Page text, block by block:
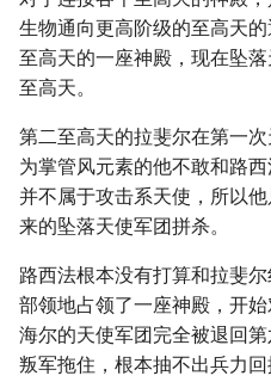
生物通向更高阶级的至高天
至高天的一座神殿，现在坠
至高天。
第二至高天的拉斐尔在第一
为掌管风元素的他不敢和路
并不属于攻击系天使，所以
来的坠落天使军团拼杀。
路西法根本没有打算和拉斐
部领地占领了一座神殿，开
海尔的天使军团完全被退回
叛军拖住，根本抽不出兵力